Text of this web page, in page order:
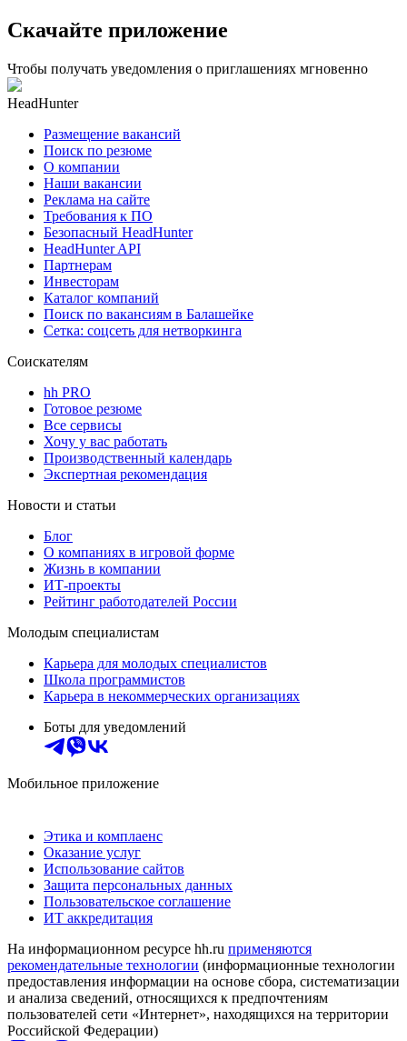
Скачайте приложение
Чтобы получать уведомления о приглашениях мгновенно
HeadHunter
Размещение вакансий
Поиск по резюме
О компании
Наши вакансии
Реклама на сайте
Требования к ПО
Безопасный HeadHunter
HeadHunter API
Партнерам
Инвесторам
Каталог компаний
Поиск по вакансиям в Балашейке
Сетка: соцсеть для нетворкинга
Соискателям
hh PRO
Готовое резюме
Все сервисы
Хочу у вас работать
Производственный календарь
Экспертная рекомендация
Новости и статьи
Блог
О компаниях в игровой форме
Жизнь в компании
ИТ-проекты
Рейтинг работодателей России
Молодым специалистам
Карьера для молодых специалистов
Школа программистов
Карьера в некоммерческих организациях
Боты для уведомлений
Мобильное приложение
Этика и комплаенс
Оказание услуг
Использование сайтов
Защита персональных данных
Пользовательское соглашение
ИТ аккредитация
На информационном ресурсе hh.ru применяются
рекомендательные технологии (информационные технологии
предоставления информации на основе сбора, систематизации
и анализа сведений, относящихся к предпочтениям
пользователей сети «Интернет», находящихся на территории
Российской Федерации)